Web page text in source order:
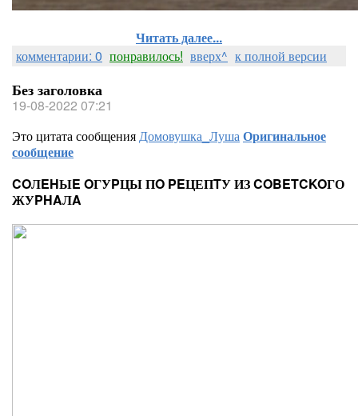
Читать далее...
комментарии: 0 понравилось! вверх^ к полной версии
Без заголовка
19-08-2022 07:21
Это цитата сообщенияДомовушка_ЛушаОригинальное
сообщение
COЛEHЫE OГУPЦЫ ПO PEЦЕПTУ ИЗ COBETCKOГО
ЖУPHAЛA